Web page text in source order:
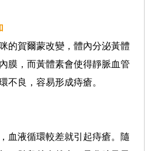
的賀爾蒙改變，體內分泌黃體
膜，而黃體素會使得靜脈血管
不良，容易形成痔瘡。
血液循環較差就引起痔瘡。隨